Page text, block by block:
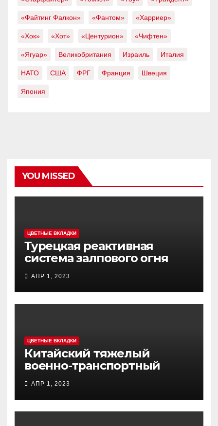
«Файтинг Фалкон» «Фантом» «Харриер»
«Хок» «Хот» «Центурион» «Чифтен»
«Ягуар» Великобритания Израиль Италия
НАТО США ФРГ Франция Швеция
Япония
YOU MISSED
ЦВЕТНЫЕ ВКЛАДКИ
Турецкая реактивная
система залпового огня
АПР 1, 2023
ЦВЕТНЫЕ ВКЛАДКИ
Китайский тяжелый
военно-транспортный
(«ЮНЬ-20») «Куньпин»
АПР 1, 2023